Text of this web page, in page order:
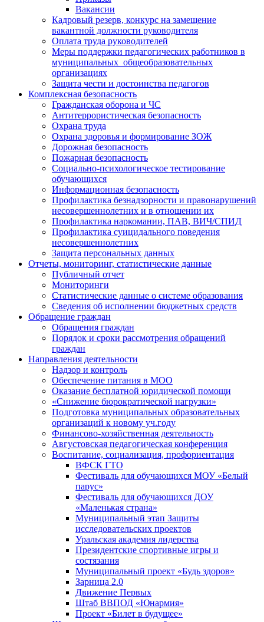
Вакансии
Кадровый резерв, конкурс на замещение
вакантной должности руководителя
Оплата труда руководителей
Меры поддержки педагогических работников в
муниципальных общеобразовательных
организациях
Защита чести и достоинства педагогов
Комплексная безопасность
Гражданская оборона и ЧС
Антитеррористическая безопасность
Охрана труда
Охрана здоровья и формирование ЗОЖ
Дорожная безопасность
Пожарная безопасность
Социально-психологическое тестирование
обучающихся
Информационная безопасность
Профилактика безнадзорности и правонарушений
несовершеннолетних и в отношении их
Профилактика наркомании, ПАВ, ВИЧ/СПИД
Профилактика суицидального поведения
несовершеннолетних
Защита персональных данных
Отчеты, мониторинг, статистические данные
Публичный отчет
Мониторинги
Статистические данные о системе образования
Сведения об исполнении бюджетных средств
Обращение граждан
Обращения граждан
Порядок и сроки рассмотрения обращений
граждан
Направления деятельности
Надзор и контроль
Обеспечение питания в МОО
Оказание бесплатной юридической помощи
«Снижение бюрократической нагрузки»
Подготовка муниципальных образовательных
организаций к новому уч.году
Финансово-хозяйственная деятельность
Августовская педагогическая конференция
Воспитание, социализация, профориентация
ВФСК ГТО
Фестиваль для обучающихся МОУ «Белый
парус»
Фестиваль для обучающихся ДОУ
«Маленькая страна»
Муниципальный этап Защиты
исследовательских проектов
Уральская академия лидерства
Президентские спортивные игры и
состязания
Муниципальный проект «Будь здоров»
Зарница 2.0
Движение Первых
Штаб ВВПОД «Юнармия»
Проект «Билет в будущее»